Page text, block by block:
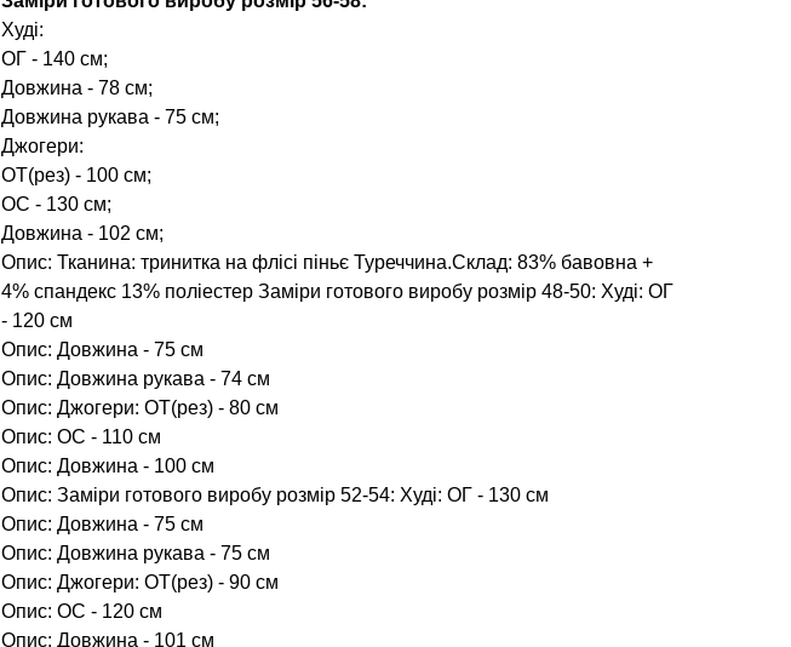
Худі:
ОГ - 140 см;
Довжина - 78 см;
Довжина рукава - 75 см;
Джогери:
ОТ(рез) - 100 см;
ОС - 130 см;
Довжина - 102 см;
Опис: Тканина: тринитка на флісі піньє Туреччина.Склад: 83% бавовна +
4% спандекс 13% поліестер Заміри готового виробу розмір 48-50: Худі: ОГ
- 120 см
Опис: Довжина - 75 см
Опис: Довжина рукава - 74 см
Опис: Джогери: ОТ(рез) - 80 см
Опис: ОС - 110 см
Опис: Довжина - 100 см
Опис: Заміри готового виробу розмір 52-54: Худі: ОГ - 130 см
Опис: Довжина - 75 см
Опис: Довжина рукава - 75 см
Опис: Джогери: ОТ(рез) - 90 см
Опис: ОС - 120 см
Опис: Довжина - 101 см